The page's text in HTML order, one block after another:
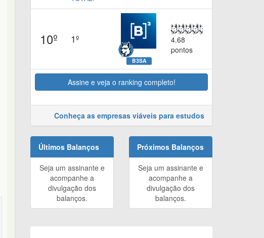
10º 1º
B3SA
4.68
pontos
Assine e veja o ranking completo!
Conheça as empresas viáveis para estudos
Últimos Balanços
Seja um assinante e
acompanhe a
divulgação dos
balanços.
Próximos Balanços
Seja um assinante e
acompanhe a
divulgação dos
balanços.